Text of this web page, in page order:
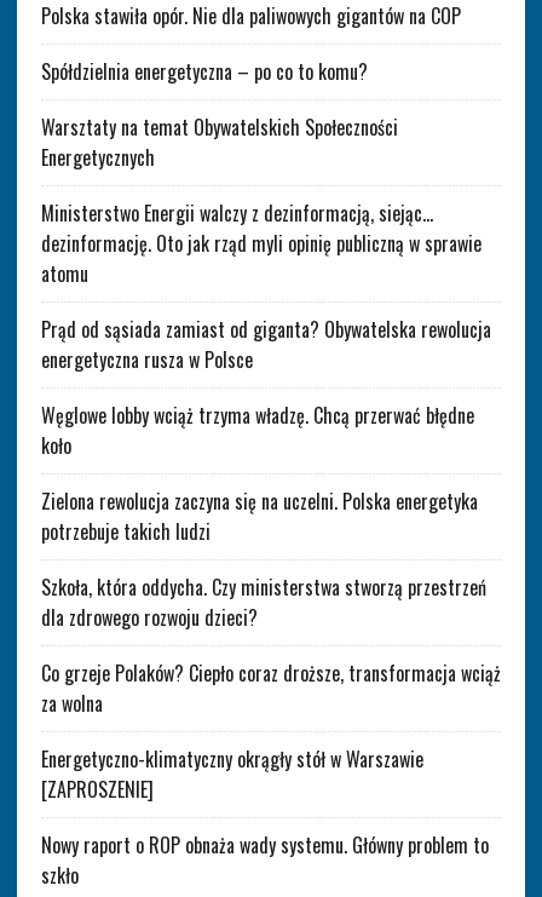
Polska stawiła opór. Nie dla paliwowych gigantów na COP
Spółdzielnia energetyczna – po co to komu?
Warsztaty na temat Obywatelskich Społeczności
Energetycznych
Ministerstwo Energii walczy z dezinformacją, siejąc…
dezinformację. Oto jak rząd myli opinię publiczną w sprawie
atomu
Prąd od sąsiada zamiast od giganta? Obywatelska rewolucja
energetyczna rusza w Polsce
Węglowe lobby wciąż trzyma władzę. Chcą przerwać błędne
koło
Zielona rewolucja zaczyna się na uczelni. Polska energetyka
potrzebuje takich ludzi
Szkoła, która oddycha. Czy ministerstwa stworzą przestrzeń
dla zdrowego rozwoju dzieci?
Co grzeje Polaków? Ciepło coraz droższe, transformacja wciąż
za wolna
Energetyczno-klimatyczny okrągły stół w Warszawie
[ZAPROSZENIE]
Nowy raport o ROP obnaża wady systemu. Główny problem to
szkło